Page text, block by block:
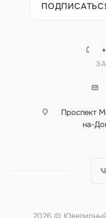
Проспект
на-
2026 ©